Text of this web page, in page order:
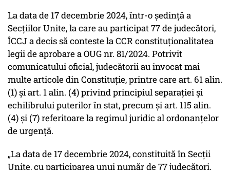
La data de 17 decembrie 2024, într-o ședință a
Secțiilor Unite, la care au participat 77 de judecători,
ÎCCJ a decis să conteste la CCR constituționalitatea
legii de aprobare a OUG nr. 81/2024. Potrivit
comunicatului oficial, judecătorii au invocat mai
multe articole din Constituție, printre care art. 61 alin.
(1) și art. 1 alin. (4) privind principiul separației și
echilibrului puterilor în stat, precum și art. 115 alin.
(4) și (7) referitoare la regimul juridic al ordonanțelor
de urgență.
„La data de 17 decembrie 2024, constituită în Secții
Unite, cu participarea unui număr de 77 judecători,